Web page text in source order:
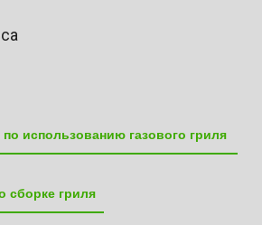
использованию газового гриля
сборке гриля